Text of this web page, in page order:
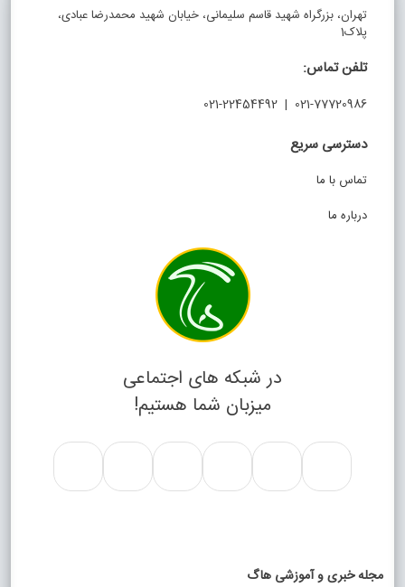
تهران، بزرگراه شهید قاسم سلیمانی، خیابان شهید محمدرضا عبادی،
پلاک1
تلفن تماس:
021-77720986 | 021-22454492
دسترسی سریع
تماس با ما
درباره ما
در شبکه های اجتماعی
میزبان شما هستیم!
مجله خبری و آموزشی هاگ